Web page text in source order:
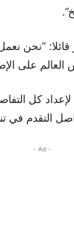
“نحن نعمل
على
كل
التقدم في
- Ad -